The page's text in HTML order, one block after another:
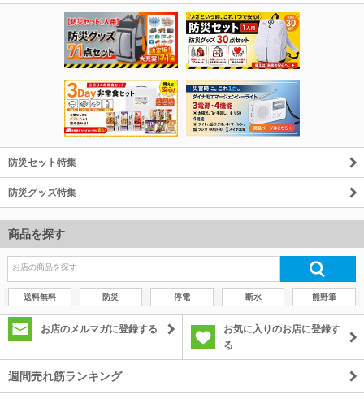
防災セット特集
防災グッズ特集
商品を探す
送料無料 防災 停電 断水 熊野筆
お店のメルマガに登録する
お気に入りのお店に登録す
る
週間売れ筋ランキング